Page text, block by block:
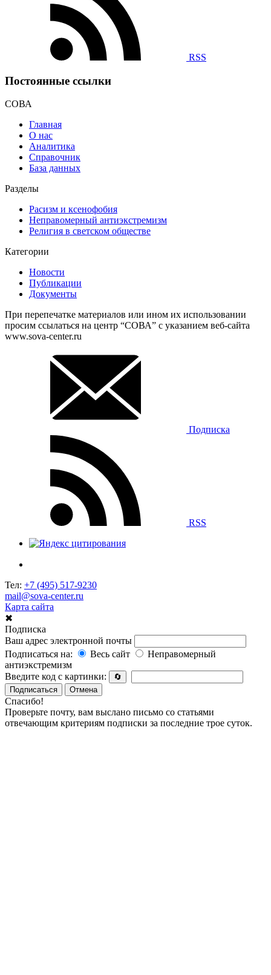
RSS
Постоянные ссылки
СОВА
Главная
О нас
Аналитика
Справочник
База данных
Разделы
Расизм и ксенофобия
Неправомерный антиэкстремизм
Религия в светском обществе
Категории
Новости
Публикации
Документы
При перепечатке материалов или ином их использовании
просим ссылаться на центр “СОВА” с указанием веб-сайта
www.sova-center.ru
Подписка
RSS
Тел: +7 (495) 517-9230
mail@sova-center.ru
Карта сайта
✖
Подписка
Ваш адрес электронной почты
Подписаться на:
Весь сайт
Неправомерный
антиэкстремизм
Введите код с картинки:
🔄
Подписаться
Отмена
Спасибо!
Проверьте почту, вам выслано письмо со статьями
отвечающим критериям подписки за последние трое суток.